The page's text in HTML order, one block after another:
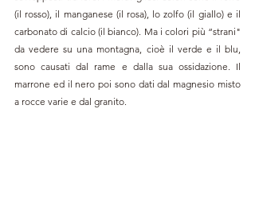
(il rosso), il manganese (il rosa), lo zolfo (il giallo) e il
carbonato di calcio (il bianco). Ma i colori più “strani"
da vedere su una montagna, cioè il verde e il blu,
sono causati dal rame e dalla sua ossidazione. Il
marrone ed il nero poi sono dati dal magnesio misto
a rocce varie e dal granito.